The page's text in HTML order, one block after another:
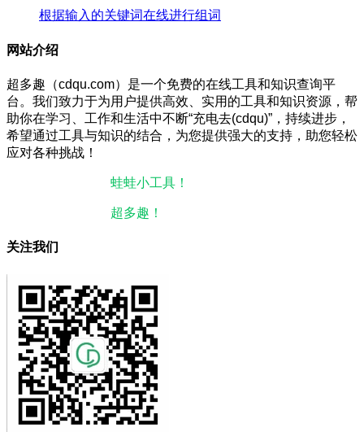
根据输入的关键词在线进行组词
网站介绍
超多趣（cdqu.com）是一个免费的在线工具和知识查询平
台。我们致力于为用户提供高效、实用的工具和知识资源，帮
助你在学习、工作和生活中不断“充电去(cdqu)”，持续进步，
希望通过工具与知识的结合，为您提供强大的支持，助您轻松
应对各种挑战！
蛙蛙小工具！
超多趣！
关注我们